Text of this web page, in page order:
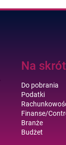
Na
Do pobrania
Podatki
Finanse/
Branże
Budżet